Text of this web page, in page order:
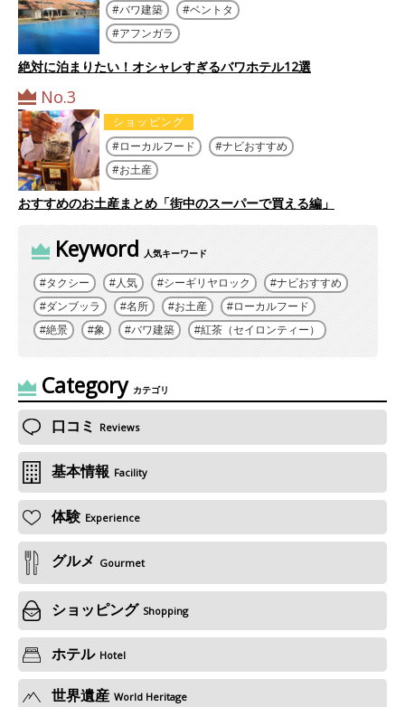
バワ建築
ベントタ
アフンガラ
絶対に泊まりたい！オシャレすぎるバワホテル12選
No.3
ショッピング
ローカルフード
ナビおすすめ
お土産
おすすめのお土産まとめ「街中のスーパーで買える編」
Keyword 人気キーワード
タクシー 人気 シーギリヤロック
ナビおすすめ
ダンブッラ
名所 お土産
ローカルフード
絶景
象 バワ建築 紅茶（セイロンティー）
Category カテゴリ
口コミ Reviews
基本情報 Facility
体験 Experience
グルメ Gourmet
ショッピング Shopping
ホテル Hotel
世界遺産 World Heritage